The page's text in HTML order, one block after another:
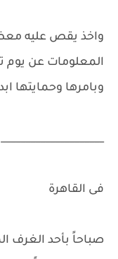
واخذ يقص عليه
المعلومات عن يوم
وبامرها وحمايتها
_____________________
فى القاهرة
صباحاً بأحد الغرف